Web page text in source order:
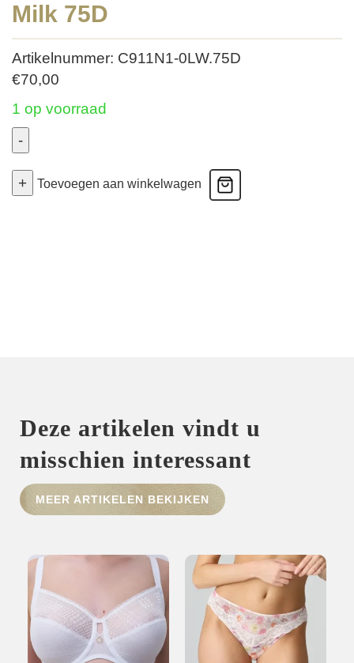
HOME
SHOP
MERKEN
NIEUWS
CONTACT
Milk 75D
Artikelnummer: C911N1-0LW.75D
€70,00
1 op voorraad
-
+ Toevoegen aan winkelwagen
Deze artikelen vindt u
misschien interessant
MEER ARTIKELEN BEKIJKEN